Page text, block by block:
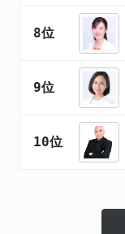
8位
9位
10位